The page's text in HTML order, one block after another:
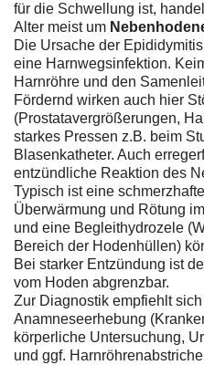
für die Schwellung ist,
Alter meist um
Die Ursache der
eine Harnwegsinfektion.
Harnröhre und den
Fördernd wirken auch hier
(Prostatavergrößerungen,
starkes Pressen z.B. beim
Blasenkatheter. Auch
entzündliche Reaktion des
Typisch ist eine
Überwärmung und Rötung
und eine Begleithydrozele
Bereich der Hodenhüllen)
Bei starker Entzündung ist
vom Hoden abgrenzbar.
Zur Diagnostik empfiehlt
Anamneseerhebung
körperliche Untersuchung,
und ggf.